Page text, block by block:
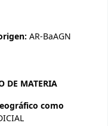
AR-BaAGN
DE MATERIA
como